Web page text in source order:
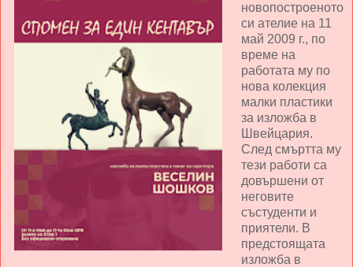
новопостроеното
си ателие на 11
май 2009 г., по
време на
работата му по
нова колекция
малки пластики
за изложба в
Швейцария.
След смъртта му
тези работи са
довършени от
неговите
състуденти и
приятели. В
предстоящата
изложба в